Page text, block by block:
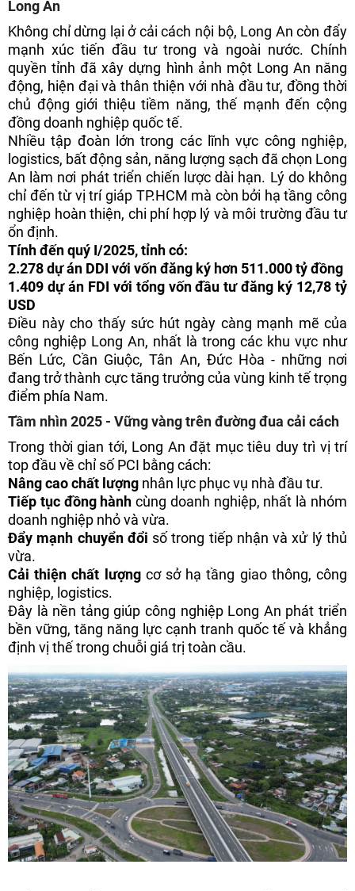
Long An
Không chỉ dừng lại ở cải cách nội bộ, Long An còn đẩy
mạnh xúc tiến đầu tư trong và ngoài nước. Chính
quyền tỉnh đã xây dựng hình ảnh một Long An năng
động, hiện đại và thân thiện với nhà đầu tư, đồng thời
chủ động giới thiệu tiềm năng, thế mạnh đến cộng
đồng doanh nghiệp quốc tế.
Nhiều tập đoàn lớn trong các lĩnh vực công nghiệp,
logistics, bất động sản, năng lượng sạch đã chọn Long
An làm nơi phát triển chiến lược dài hạn. Lý do không
chỉ đến từ vị trí giáp TP.HCM mà còn bởi hạ tầng công
nghiệp hoàn thiện, chi phí hợp lý và môi trường đầu tư
ổn định.
Tính đến quý I/2025, tỉnh có:
2.278 dự án DDI với vốn đăng ký hơn 511.000 tỷ đồng
1.409 dự án FDI với tổng vốn đầu tư đăng ký 12,78 tỷ
USD
Điều này cho thấy sức hút ngày càng mạnh mẽ của
công nghiệp Long An, nhất là trong các khu vực như
Bến Lức, Cần Giuộc, Tân An, Đức Hòa - những nơi
đang trở thành cực tăng trưởng của vùng kinh tế trọng
điểm phía Nam.
Tầm nhìn 2025 - Vững vàng trên đường đua cải cách
Trong thời gian tới, Long An đặt mục tiêu duy trì vị trí
top đầu về chỉ số PCI bằng cách:
Nâng cao chất lượng nhân lực phục vụ nhà đầu tư.
Tiếp tục đồng hành cùng doanh nghiệp, nhất là nhóm
doanh nghiệp nhỏ và vừa.
Đẩy mạnh chuyển đổi số trong tiếp nhận và xử lý thủ
vừa.
Cải thiện chất lượngcơ sở hạ tầng giao thông, công
nghiệp, logistics.
Đây là nền tảng giúp công nghiệp Long An phát triển
bền vững, tăng năng lực cạnh tranh quốc tế và khẳng
định vị thế trong chuỗi giá trị toàn cầu.